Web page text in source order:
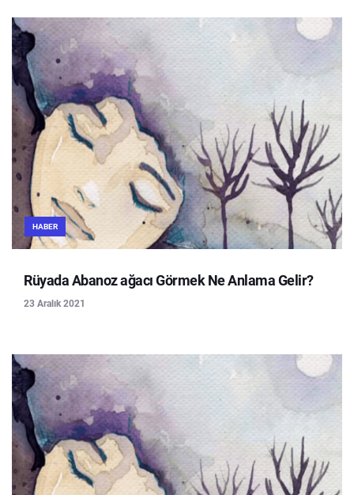
HABER
Rüyada Abanoz ağacı Görmek Ne Anlama Gelir?
23 Aralık 2021